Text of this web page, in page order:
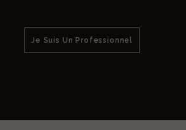
Je Suis Un Professionnel